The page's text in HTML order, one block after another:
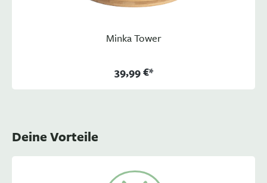
Minka Tower
39,99 €*
Deine Vorteile